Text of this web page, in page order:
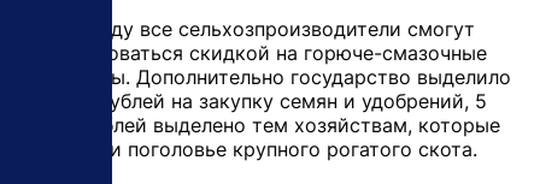
В этом году все сельхозпроизводители смогут
воспользоваться скидкой на горюче-смазочные
материалы. Дополнительно государство выделило
2 млрд. рублей на закупку семян и удобрений, 5
млрд. рублей выделено тем хозяйствам, которые
сохранили поголовье крупного рогатого скота.